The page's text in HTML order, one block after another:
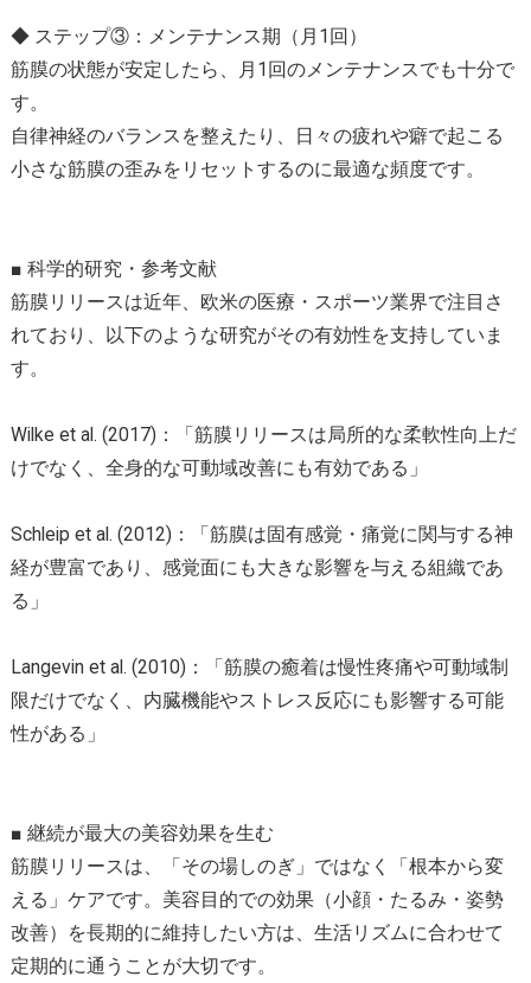
◆ ステップ③：メンテナンス期（月1回）
筋膜の状態が安定したら、月1回のメンテナンスでも十分で
す。
自律神経のバランスを整えたり、日々の疲れや癖で起こる
小さな筋膜の歪みをリセットするのに最適な頻度です。
■ 科学的研究・参考文献
筋膜リリースは近年、欧米の医療・スポーツ業界で注目さ
れており、以下のような研究がその有効性を支持していま
す。
Wilke et al. (2017)：「筋膜リリースは局所的な柔軟性向上だ
けでなく、全身的な可動域改善にも有効である」
Schleip et al. (2012)：「筋膜は固有感覚・痛覚に関与する神
経が豊富であり、感覚面にも大きな影響を与える組織であ
る」
Langevin et al. (2010)：「筋膜の癒着は慢性疼痛や可動域制
限だけでなく、内臓機能やストレス反応にも影響する可能
性がある」
■ 継続が最大の美容効果を生む
筋膜リリースは、「その場しのぎ」ではなく「根本から変
える」ケアです。美容目的での効果（小顔・たるみ・姿勢
改善）を長期的に維持したい方は、生活リズムに合わせて
定期的に通うことが大切です。